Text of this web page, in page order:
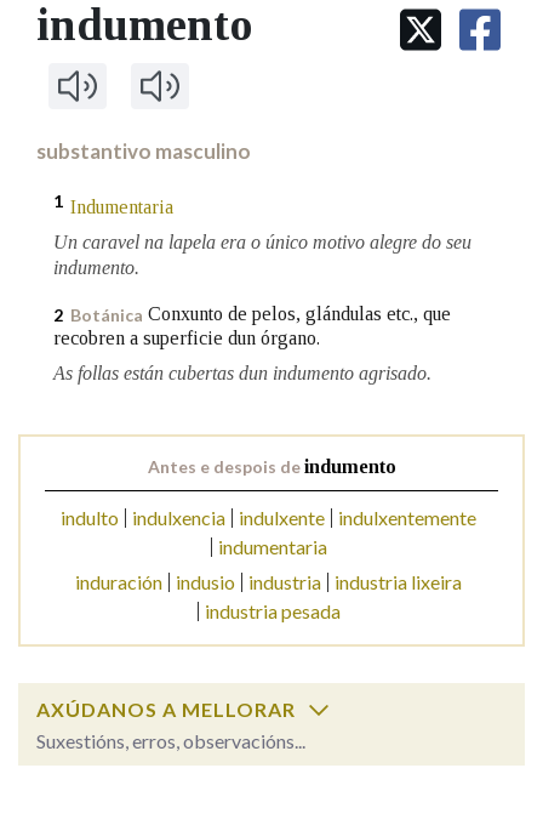
IDENTIDADE CORPORATIVA
MARCIAL DEL ADALID
FIGURAS HOMENAXEADAS
Facebook
TwitterYoutubeInstagram
Bluesky
BUSCAR NOS LEMAS
Comeza por
Contén
BUSCAR NO CONTIDO
Nos exemplos
OUTRAS OPCIÓNS DE BUSCA
Marcas gramaticais
indumento
substantivo masculino
1 Indumentaria
Un caravel na lapela era o único motivo alegre do seu
indumento.
2 Botánica Conxunto de pelos, glándulas etc., que
recobren a superficie dun órgano.
As follas están cubertas dun indumento agrisado.
Antes e despois deindumento
indulto indulxencia indulxente
indulxentemente
indumentaria
induración
indusio industria
industria lixeira
industria pesada
AXÚDANOS A MELLORAR
Suxestións, erros, observacións...